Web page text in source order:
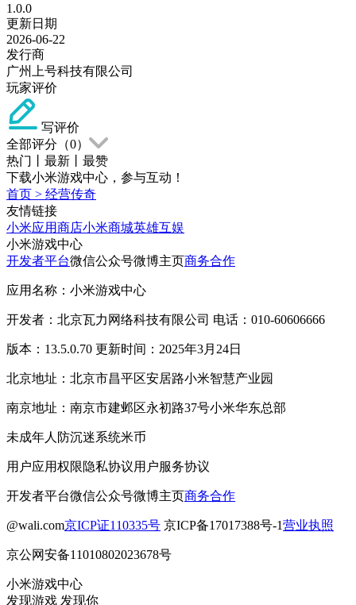
1.0.0
更新日期
2026-06-22
发行商
广州上号科技有限公司
玩家评价
写评价
全部评分（0）
热门
最新
最赞
下载小米游戏中心，参与互动！
首页 > 经营传奇
友情链接
小米应用商店小米商城英雄互娱
小米游戏中心
开发者平台微信公众号微博主页商务合作
应用名称：小米游戏中心
开发者：北京瓦力网络科技有限公司 电话：010-60606666
版本：13.5.0.70 更新时间：2025年3月24日
北京地址：北京市昌平区安居路小米智慧产业园
南京地址：南京市建邺区永初路37号小米华东总部
未成年人防沉迷系统米币
用户应用权限隐私协议用户服务协议
开发者平台微信公众号微博主页商务合作
@wali.com京ICP证110335号 京ICP备17017388号-1营业执照
京公网安备11010802023678号
小米游戏中心
发现游戏 发现你